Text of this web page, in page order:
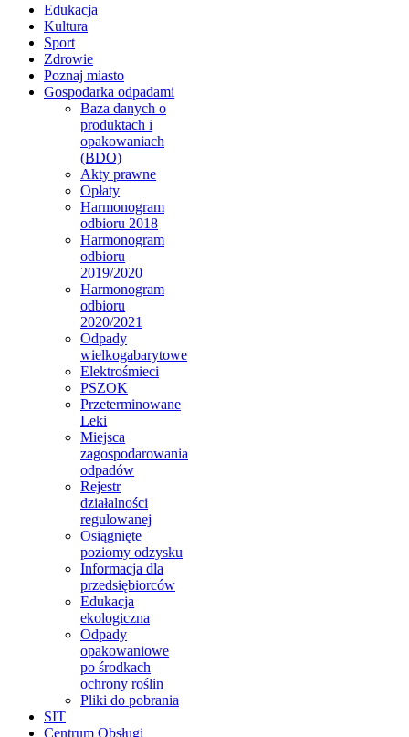
Edukacja
Kultura
Sport
Zdrowie
Poznaj miasto
Gospodarka odpadami
Baza danych o
produktach i
opakowaniach
(BDO)
Akty prawne
Opłaty
Harmonogram
odbioru 2018
Harmonogram
odbioru
2019/2020
Harmonogram
odbioru
2020/2021
Odpady
wielkogabarytowe
Elektrośmieci
PSZOK
Przeterminowane
Leki
Miejsca
zagospodarowania
odpadów
Rejestr
działalności
regulowanej
Osiągnięte
poziomy odzysku
Informacja dla
przedsiębiorców
Edukacja
ekologiczna
Odpady
opakowaniowe
po środkach
ochrony roślin
Pliki do pobrania
SIT
Centrum Obsługi